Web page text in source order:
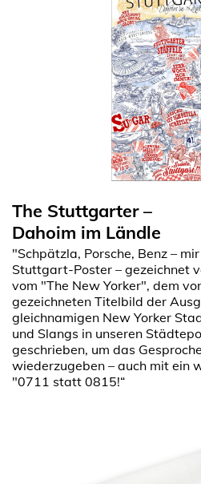
The Stuttgarter –
Dahoim im Ländle
"Schpätzla, Porsche, Benz –
Stuttgart-Poster – gezeichnet
vom "The New Yorker", dem
gezeichneten Titelbild der
gleichnamigen New Yorker
und Slangs in unseren
geschrieben, um das
wiederzugeben – auch mit ein
"0711 statt 0815!“